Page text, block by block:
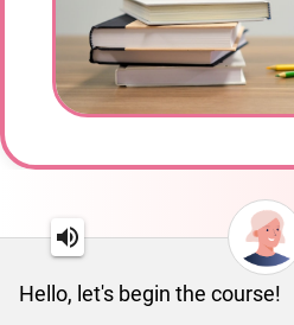
Hello, let's begin the course!